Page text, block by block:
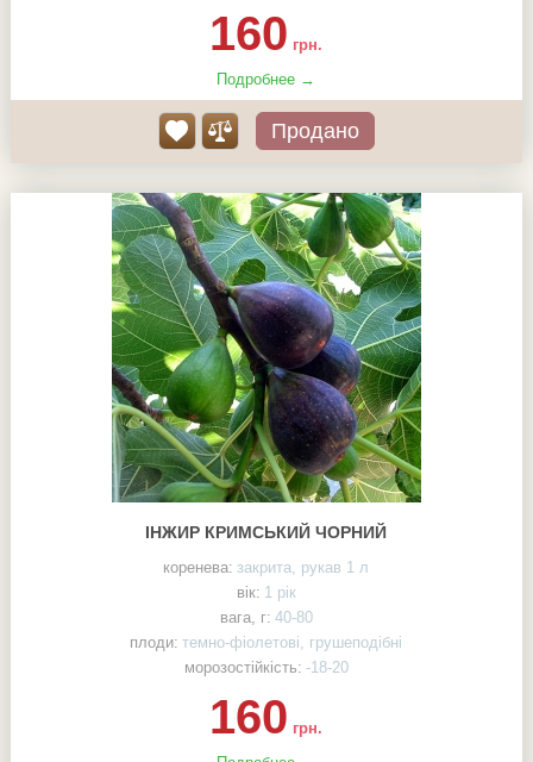
160 грн.
Подробнее →
Продано
ІНЖИР КРИМСЬКИЙ ЧОРНИЙ
коренева: закрита, рукав 1 л
вік: 1 рік
вага, г: 40-80
плоди: темно-фіолетові, грушеподібні
морозостійкість: -18-20
160 грн.